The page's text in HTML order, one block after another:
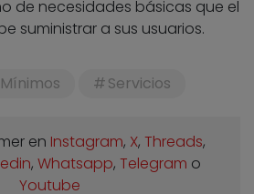
de necesidades básicas que el
suministrar a sus usuarios.
Mínimos Servicios
en Instagram, X, Threads,
, Whatsapp, Telegram o
Youtube